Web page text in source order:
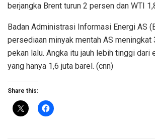
berjangka Brent turun 2 persen dan WTI
Badan Administrasi Informasi Energi AS
persediaan minyak mentah AS meningkat
pekan lalu. Angka itu jauh lebih tinggi dari
yang hanya 1,6 juta barel. (cnn)
Share this: